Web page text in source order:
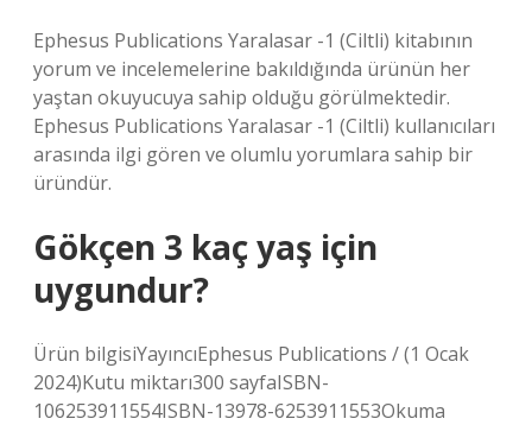
Ephesus Publications Yaralasar -1 (Ciltli) kitabının
yorum ve incelemelerine bakıldığında ürünün her
yaştan okuyucuya sahip olduğu görülmektedir.
Ephesus Publications Yaralasar -1 (Ciltli) kullanıcıları
arasında ilgi gören ve olumlu yorumlara sahip bir
üründür.
Gökçen 3 kaç yaş için
uygundur?
Ürün bilgisiYayıncı‎Ephesus Publications / (1 Ocak
2024)Kutu miktarı‎300 sayfaISBN-
10‎6253911554ISBN-13‎978-6253911553Okuma